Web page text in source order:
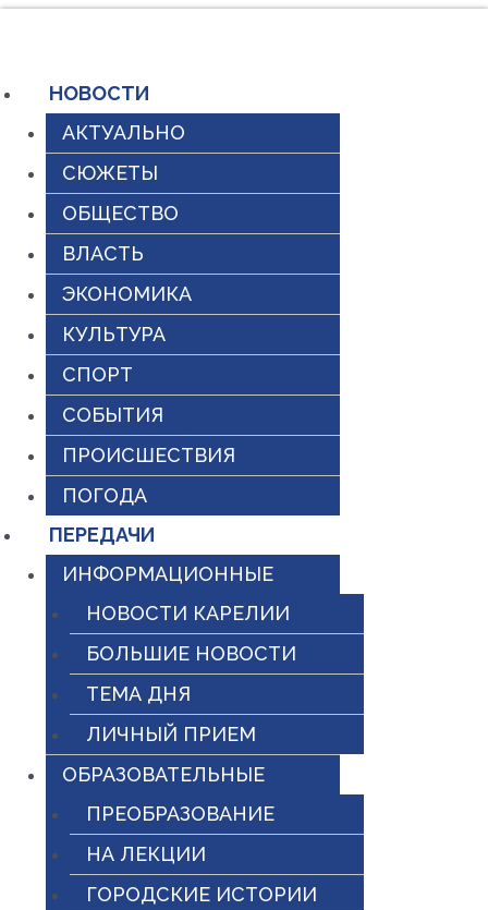
содержимому
НОВОСТИ
АКТУАЛЬНО
СЮЖЕТЫ
ОБЩЕСТВО
ВЛАСТЬ
ЭКОНОМИКА
КУЛЬТУРА
СПОРТ
СОБЫТИЯ
ПРОИСШЕСТВИЯ
ПОГОДА
ПЕРЕДАЧИ
ИНФОРМАЦИОННЫЕ
НОВОСТИ КАРЕЛИИ
БОЛЬШИЕ НОВОСТИ
ТЕМА ДНЯ
ЛИЧНЫЙ ПРИЕМ
ОБРАЗОВАТЕЛЬНЫЕ
ПРЕОБРАЗОВАНИЕ
НА ЛЕКЦИИ
ГОРОДСКИЕ ИСТОРИИ